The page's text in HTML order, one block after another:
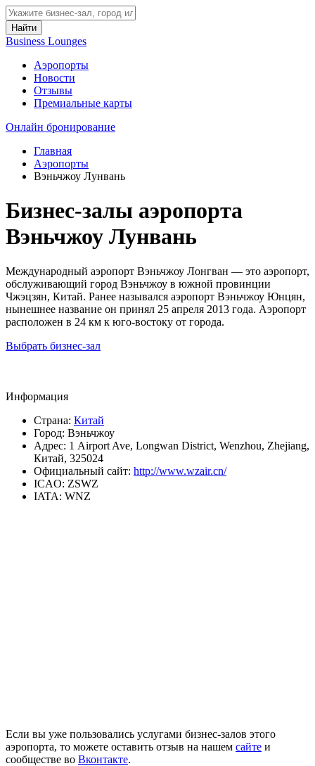
Найти
Business Lounges
Аэропорты
Новости
Отзывы
Премиальные карты
Онлайн бронирование
Главная
Аэропорты
Вэньчжоу Лунвань
Бизнес-залы аэропорта
Вэньчжоу Лунвань
Международный аэропорт Вэньчжоу Лонгван — это аэропорт,
обслуживающий город Вэньчжоу в южной провинции
Чжэцзян, Китай. Ранее назывался аэропорт Вэньчжоу Юнцян,
нынешнее название он принял 25 апреля 2013 года. Аэропорт
расположен в 24 км к юго-востоку от города.
Выбрать бизнес-зал
Информация
Страна: Китай
Город: Вэньчжоу
Адрес: 1 Airport Ave, Longwan District, Wenzhou, Zhejiang,
Китай, 325024
Официальный сайт: http://www.wzair.cn/
ICAO: ZSWZ
IATA: WNZ
Если вы уже пользовались услугами бизнес-залов этого
аэропорта, то можете оставить отзыв на нашем сайте и
сообществе во Вконтакте.